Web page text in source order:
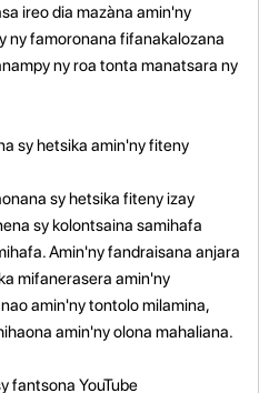
ireo dia mazàna amin'ny
ny famoronana fifanakalozana
ny roa tonta manatsara ny
sy hetsika amin'ny fiteny
sy hetsika fiteny izay
sy kolontsaina samihafa
Amin'ny fandraisana anjara
mifanerasera amin'ny
amin'ny tontolo milamina,
amin'ny olona mahaliana.
fantsona YouTube